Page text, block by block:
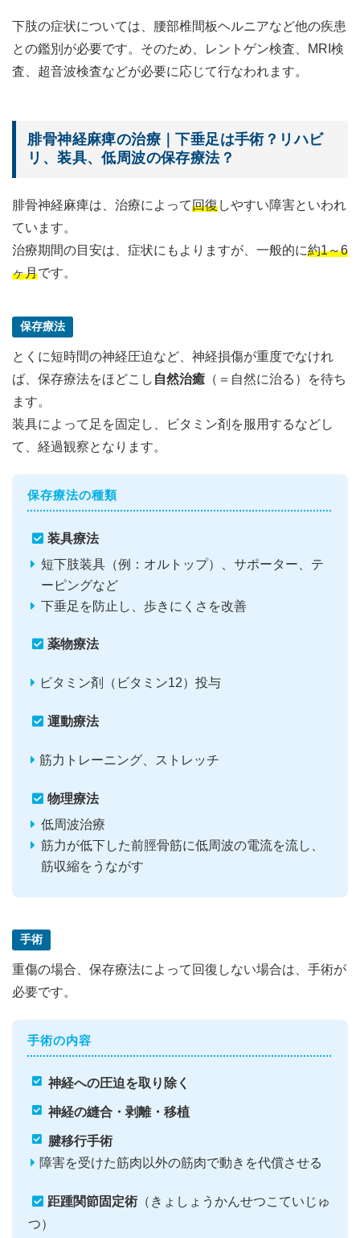
下肢の症状については、腰部椎間板ヘルニアなど他の疾患
との鑑別が必要です。そのため、レントゲン検査、MRI検
査、超音波検査などが必要に応じて行なわれます。
腓骨神経麻痺の治療｜下垂足は手術？リハビ
リ、装具、低周波の保存療法？
腓骨神経麻痺は、治療によって回復しやすい障害といわれ
ています。
治療期間の目安は、症状にもよりますが、一般的に約1～6
ヶ月です。
保存療法
とくに短時間の神経圧迫など、神経損傷が重度でなけれ
ば、保存療法をほどこし 自然治癒 （＝自然に治る）を待ち
ます。
装具によって足を固定し、ビタミン剤を服用するなどし
て、経過観察となります。
保存療法の種類
装具療法
短下肢装具（例：オルトップ）、サポーター、テ
ーピングなど
下垂足を防止し、歩きにくさを改善
薬物療法
ビタミン剤（ビタミン12）投与
運動療法
筋力トレーニング、ストレッチ
物理療法
低周波治療
筋力が低下した前脛骨筋に低周波の電流を流し、
筋収縮をうながす
手術
重傷の場合、保存療法によって回復しない場合は、手術が
必要です。
手術の内容
神経への圧迫を取り除く
神経の縫合・剥離・移植
腱移行手術
障害を受けた筋肉以外の筋肉で動きを代償させる
距踵関節固定術 （きょしょうかんせつこていじゅ
つ）